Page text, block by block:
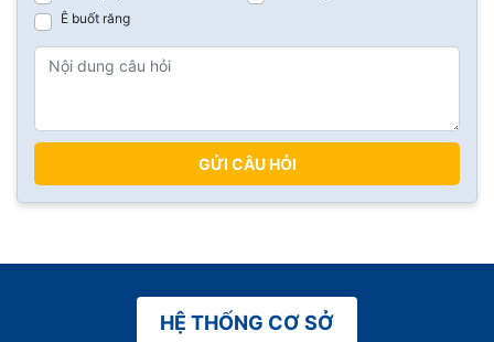
Ê buốt răng
GỬI CÂU HỎI
HỆ THỐNG CƠ SỞ